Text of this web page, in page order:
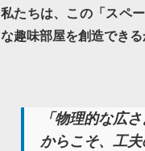
私たちは、この「スペ
な趣味部屋を創造できる
「物理的な広
からこそ、工夫